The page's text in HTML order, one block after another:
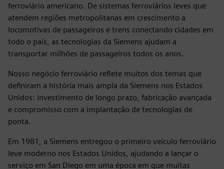
ferroviário americano. De sistemas ferroviários leves que
atendem regiões metropolitanas em crescimento a
locomotivas de passageiros e trens conectando cidades em
todo o país, as tecnologias da Siemens ajudam a
transportar milhões de passageiros todos os anos.
Nosso negócio ferroviário reflete muitos dos temas que
definiram a história mais ampla da Siemens nos Estados
Unidos: investimento de longo prazo, fabricação avançada
e compromisso com a implantação de tecnologias de
ponta.
Em 1981, a Siemens entregou o primeiro veículo ferroviário
leve moderno nos Estados Unidos, ajudando a lançar o
serviço em San Diego em uma época em que muitas